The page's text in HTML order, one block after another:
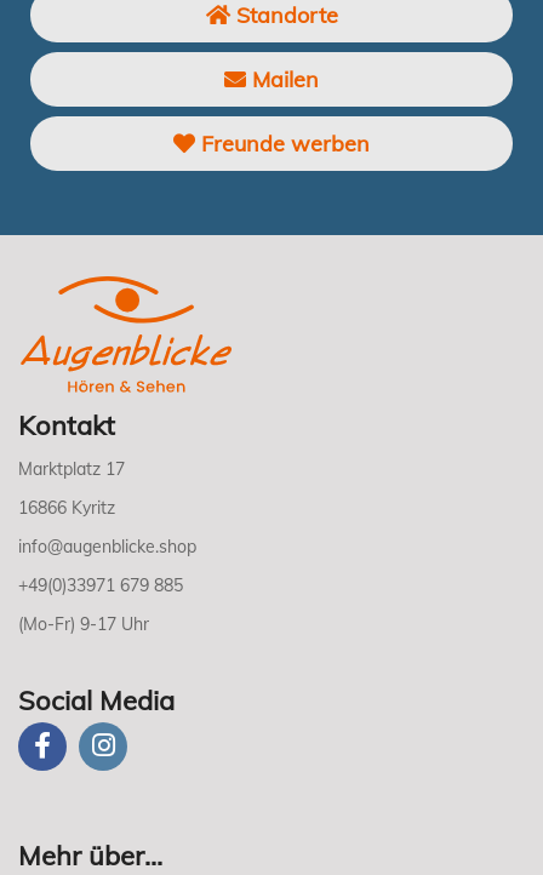
Standorte
Mailen
Freunde werben
Kontakt
Marktplatz 17
16866 Kyritz
info@augenblicke.shop
+49(0)33971 679 885
(Mo-Fr) 9-17 Uhr
Social Media
Mehr über...